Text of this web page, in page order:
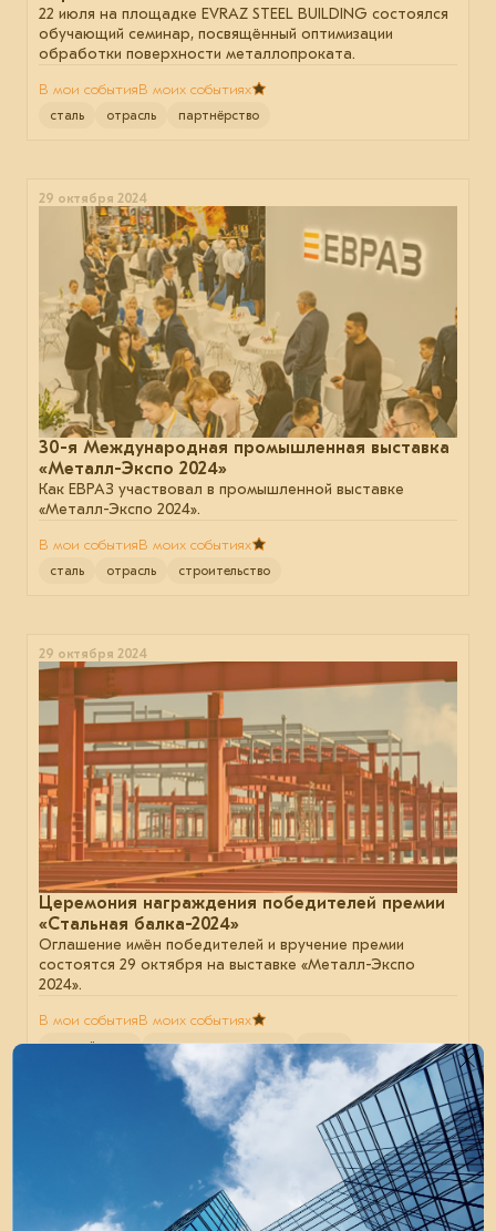
22 июля на площадке EVRAZ STEEL BUILDING состоялся
обучающий семинар, посвящённый оптимизации
обработки поверхности металлопроката.
В мои событияВ моих событиях
сталь отрасль партнёрство
29 октября 2024
30-я Международная промышленная выставка
«Металл-Экспо 2024»
Как ЕВРАЗ участвовал в промышленной выставке
«Металл-Экспо 2024».
В мои событияВ моих событиях
сталь отрасль строительство
29 октября 2024
Церемония награждения победителей премии
«Стальная балка-2024»
Оглашение имён победителей и вручение премии
состоятся 29 октября на выставке «Металл-Экспо
2024».
В мои событияВ моих событиях
партнёрство металлоконструкции сталь